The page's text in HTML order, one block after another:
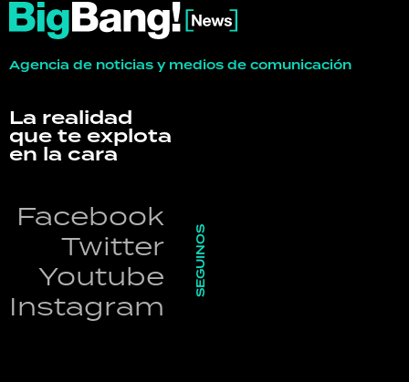
Agencia de noticias y medios de comunicación
La realidad
que te explota
en la cara
Facebook
Twitter
Youtube
Instagram
SEGUINOS